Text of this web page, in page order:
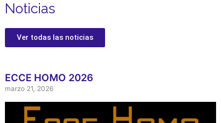
Noticias
Ver todas las noticias
ECCE HOMO 2026
marzo 21, 2026